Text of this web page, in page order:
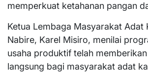
memperkuat ketahanan pangan
Ketua Lembaga Masyarakat Adat
Nabire, Karel Misiro, menilai
usaha produktif telah
langsung bagi masyarakat adat